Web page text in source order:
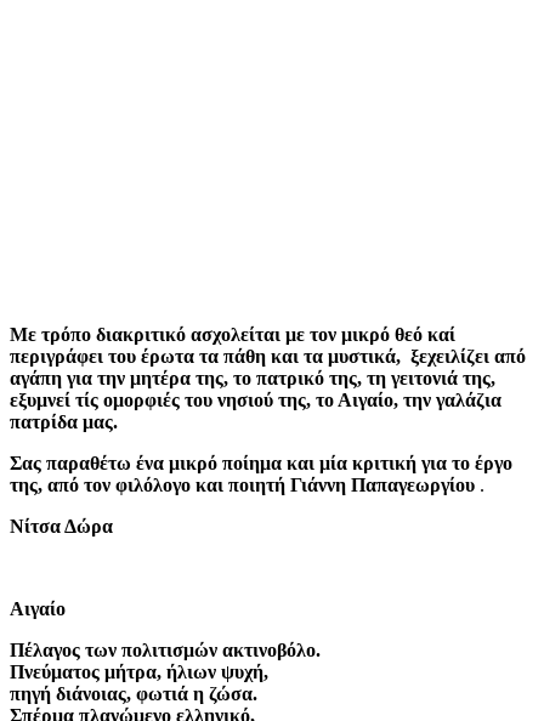
Με τρόπο διακριτικό ασχολείται με τον μικρό θεό καί
περιγράφει του έρωτα τα πάθη και τα μυστικά, ξεχειλίζει από
αγάπη για την μητέρα της, το πατρικό της, τη γειτονιά της,
εξυμνεί τίς ομορφιές του νησιού της, το Αιγαίο, την γαλάζια
πατρίδα μας.
Σας παραθέτω ένα μικρό ποίημα και μία κριτική για το έργο
της, από τον φιλόλογο και ποιητή Γιάννη Παπαγεωργίου .
Νίτσα Δώρα
Αιγαίο
Πέλαγος των πολιτισμών ακτινοβόλο.
Πνεύματος μήτρα, ήλιων ψυχή,
πηγή διάνοιας, φωτιά η ζώσα.
Σπέρμα πλανώμενο ελληνικό,